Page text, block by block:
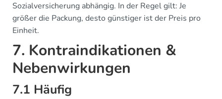
Sozialversicherung abhängig. In der Regel gilt: Je
größer die Packung, desto günstiger ist der Preis pro
Einheit.
7. Kontraindikationen &
Nebenwirkungen
7.1 Häufig